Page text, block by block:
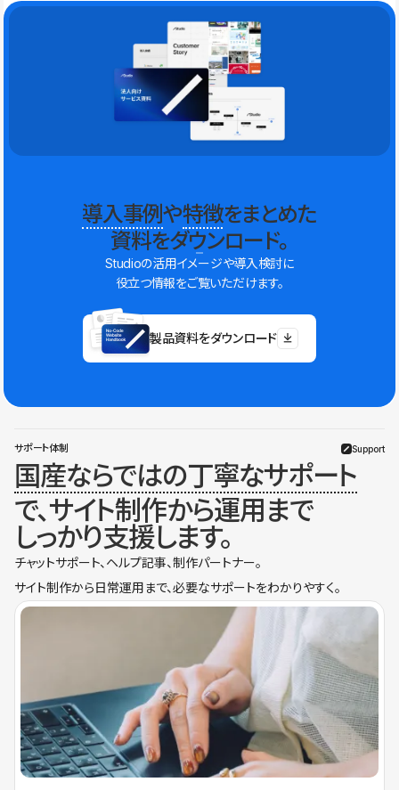
導入事例や特徴をまとめた
資料をダウンロード。
Studioの活用イメージや導入検討に
役立つ情報をご覧いただけます。
製品資料をダウンロード
サポート体制 Support
国産ならではの丁寧なサポート
で、サイト制作から運用まで
しっかり支援します。
チャットサポート、ヘルプ記事、制作パートナー。
サイト制作から日常運用まで、必要なサポートをわかりやすく。